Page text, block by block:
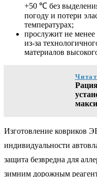
+50 ℃ без
погоду и потери
температурах;
прослужит не менее
из-за
материалов
Изготовление ковриков
индивидуальности
защита безвредна для
зимним дорожным